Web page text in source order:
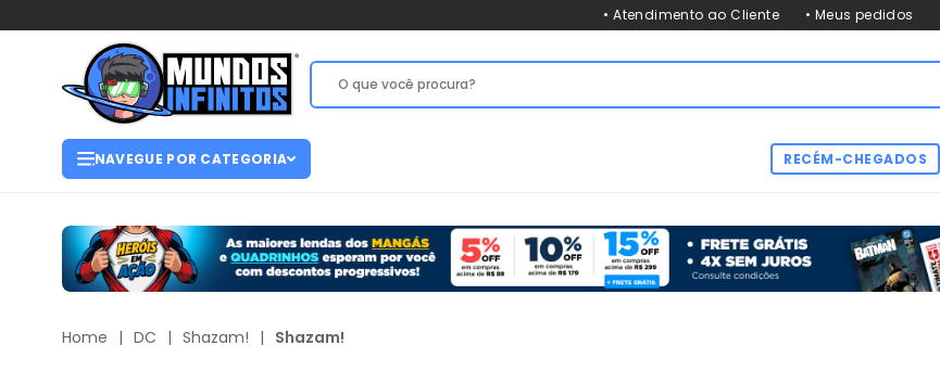
• Atendimento ao Cliente • Meus pedidos
NAVEGUE POR CATEGORIA RECÉM-CHEGADOS
Home | DC | Shazam! | Shazam!